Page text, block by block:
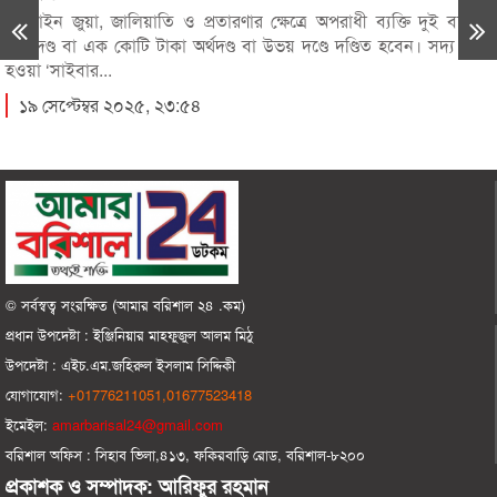
১০
রাজপথের রাজনীতি নয়, পার্লামেন্টে ফিরতে হবে:
১১
গ্রেপ্তার-৩
১২
আ’লীগ ৭ শতাধিক গুম, সাড়ে ৪ হাজারের বেশি
মানুষকে ক্রসফায়ারে হত্যা করেছে
১৩
বরিশাল বিশ্ববিদ্যালয়ে ছাত্রদল-ছাত্রশিবির সংঘর্ষ, আহত
অন্তত ১০
১৪
শহীদের রক্তের বিনিময়ে আমরা ফ্যাসিবাদকে হটিয়েছি:
তথ্যমন্ত্রী
‘গণঅভ্যুত্থানের সফলতাকে কুক্ষীগত করার
অনলাইন জুয়া, জালিয়াতি ও প্রতারণার ক্ষেত্রে অপরাধী ব্যক্তি দুই বছরের
কারাদণ্ড বা এক কোটি টাকা অর্থদণ্ড বা উভয় দণ্ডে দণ্ডিত হবেন। সদ্য জারি
হওয়া ‘সাইবার...
১৯ সেপ্টেম্বর ২০২৫, ২৩:৫৪
© সর্বস্বত্ব সংরক্ষিত (আমার বরিশাল ২৪ .কম)
প্রধান ‍উপদেষ্টা : ‍ইঞ্জিনিয়ার মাহফুজুল আলম মিঠু
উপদেষ্টা : এইচ.এম.জহিরুল ইসলাম সিদ্দিকী
যোগাযোগ: +01776211051,01677523418
ইমেইল: amarbarisal24@gmail.com
বরিশাল অফিস : সিহাব ভিলা,৪১৩, ফকিরবাড়ি রোড, বরিশাল-৮২০০
প্রকাশক ও সম্পাদক: আরিফুর রহমান